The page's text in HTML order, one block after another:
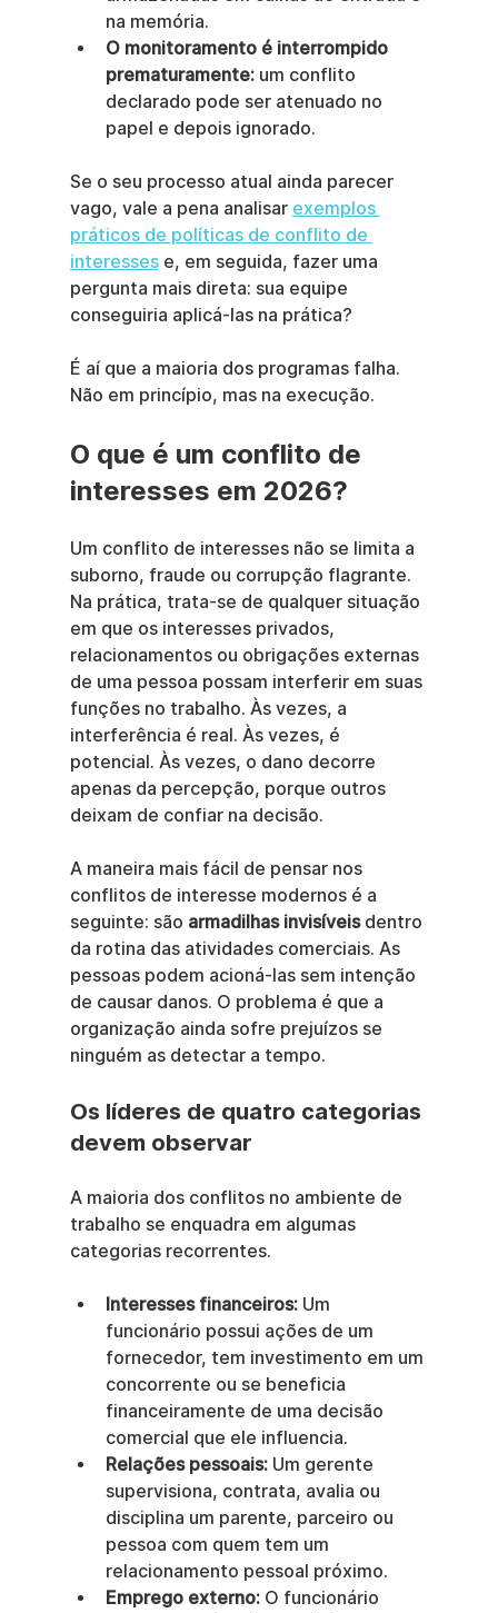
na memória.
O monitoramento é interrompido
prematuramente: um conflito
declarado pode ser atenuado no
papel e depois ignorado.
Se o seu processo atual ainda parecer
vago, vale a pena analisar exemplos
práticos de políticas de conflito de
interesses e, em seguida, fazer uma
pergunta mais direta: sua equipe
conseguiria aplicá-las na prática?
É aí que a maioria dos programas falha.
Não em princípio, mas na execução.
O que é um conflito de
interesses em 2026?
Um conflito de interesses não se limita a
suborno, fraude ou corrupção flagrante.
Na prática, trata-se de qualquer situação
em que os interesses privados,
relacionamentos ou obrigações externas
de uma pessoa possam interferir em suas
funções no trabalho. Às vezes, a
interferência é real. Às vezes, é
potencial. Às vezes, o dano decorre
apenas da percepção, porque outros
deixam de confiar na decisão.
A maneira mais fácil de pensar nos
conflitos de interesse modernos é a
seguinte: são armadilhas invisíveis dentro
da rotina das atividades comerciais. As
pessoas podem acioná-las sem intenção
de causar danos. O problema é que a
organização ainda sofre prejuízos se
ninguém as detectar a tempo.
Os líderes de quatro categorias
devem observar
A maioria dos conflitos no ambiente de
trabalho se enquadra em algumas
categorias recorrentes.
Interesses financeiros: Um
funcionário possui ações de um
fornecedor, tem investimento em um
concorrente ou se beneficia
financeiramente de uma decisão
comercial que ele influencia.
Relações pessoais: Um gerente
supervisiona, contrata, avalia ou
disciplina um parente, parceiro ou
pessoa com quem tem um
relacionamento pessoal próximo.
Emprego externo: O funcionário